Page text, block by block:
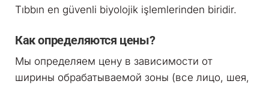
Tıbbın en güvenli biyolojik işlemlerinden biridir.
Как определяются цены?
Мы определяем цену в зависимости от
ширины обрабатываемой зоны (все лицо, шея,